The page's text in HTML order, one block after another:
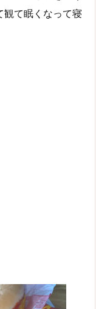
観て眠くなって寝